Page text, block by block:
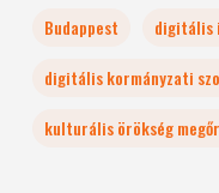
Budappest
digitális
digitális kormányzati
kulturális örökség